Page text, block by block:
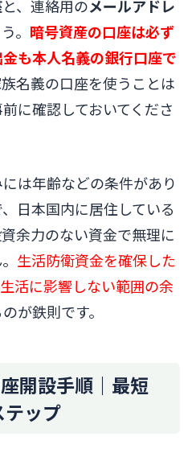
と、連絡用のメールアドレ
。 暗号資産の口座は必ず
も本人名義の銀行口座で
名義の口座を使うことは
に確認しておいてくださ
は年齢などの条件があり
日本国内に居住している
余力のない資金で無理に
生活防衛資金を確保した
活に影響しない範囲の余
が鉄則です。
開設手順｜最短
ップ